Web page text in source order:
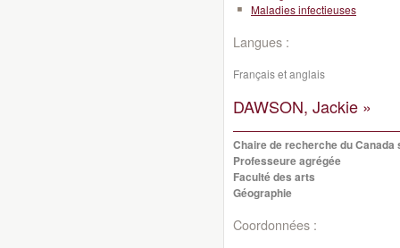
Maladies infectieuses
Langues :
Français et anglais
DAWSON, Jackie »
Chaire de recherche du
Professeure agrégée
Faculté des arts
Géographie
Coordonnées :